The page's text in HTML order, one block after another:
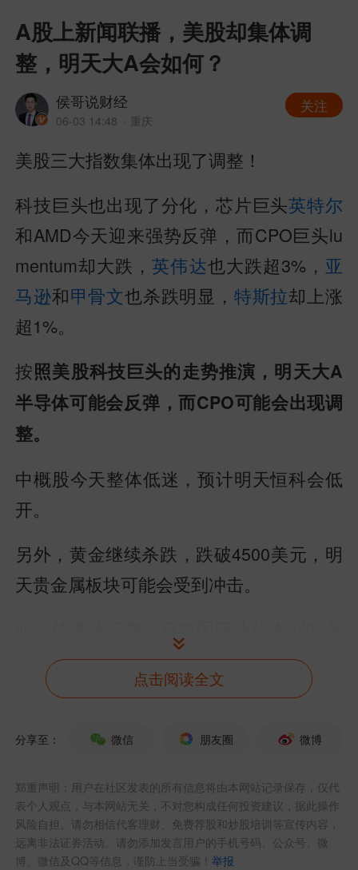
A股上新闻联播，美股却集体调
整，明天大A会如何？
侯哥说财经
06-03 14:48 · 重庆
关注
美股三大指数集体出现了调整！
科技巨头也出现了分化，芯片巨头英特尔
和AMD今天迎来强势反弹，而CPO巨头lu
mentum却大跌，英伟达也大跌超3%， 亚
马逊和甲骨文也杀跌明显， 特斯拉却上涨
超1%。
按照美股科技巨头的走势推演，明天大A
半导体可能会反弹，而CPO可能会出现调
整。
中概股今天整体低迷，预计明天恒科会低
开。
另外，黄金继续杀跌，跌破4500美元，明
天贵金属板块可能会受到冲击。
元，以色列攻击黎巴嫩，美伊在谈判层面
上出现分歧。
整体而言，经历了连续两天反弹，明天A
其实涨跌不重要，投资最重要的是如何应
对！
点击阅读全文
分享至： 微信 朋友圈 微博
郑重声明：用户在社区发表的所有信息将由本网站记录保存，仅代
表个人观点，与本网站无关，不对您构成任何投资建议，据此操作
风险自担。请勿相信代客理财、免费荐股和炒股培训等宣传内容，
远离非法证券活动。请勿添加发言用户的手机号码、公众号、微
博、微信及QQ等信息，谨防上当受骗！举报